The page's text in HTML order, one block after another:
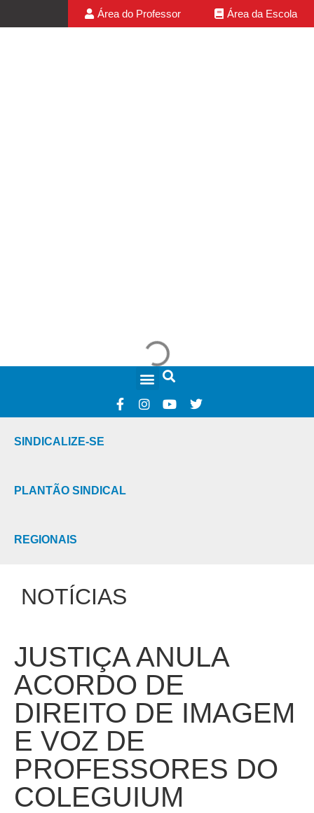
Área do Professor Área da Escola
SINDICALIZE-SE
PLANTÃO SINDICAL
REGIONAIS
NOTÍCIAS
JUSTIÇA ANULA
ACORDO DE
DIREITO DE IMAGEM
E VOZ DE
PROFESSORES DO
COLEGUIUM